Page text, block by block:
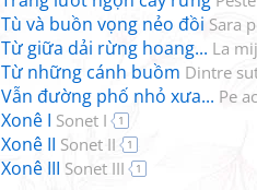
Tù và buồn vọng nẻo đồi Sara
Từ giữa dải rừng hoang... La
Từ những cánh buồm Dintre
Vẫn đường phố nhỏ xưa... Pe
Xonê I Sonet I 1
Xonê II Sonet II 1
Xonê III Sonet III 1